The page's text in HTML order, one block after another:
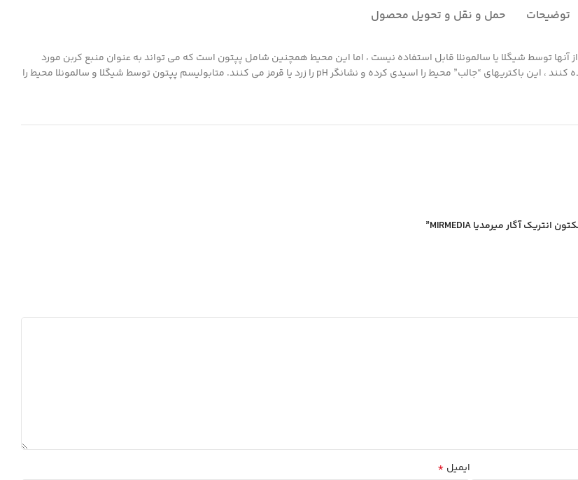
توضیحات حمل و نقل و تحویل محصول
توسط شیگلا یا سالمونلا قابل استفاده نیست ، اما این محیط همچنین شامل پپتون است که می تواند به عنوان منبع کربن مورد
استفاده قرار گیرد. از آنجا که اکثر باکتریها می توانند از قندها نسبت به پپتون استفاده کنند ، این باکتریهای “جالب” محیط را اسیدی کرده و نشانگر pH را زرد یا قرمز می کنند. متابولیسم پپتون توسط شیگلا و سالمونلا محیط را
ایمیل *